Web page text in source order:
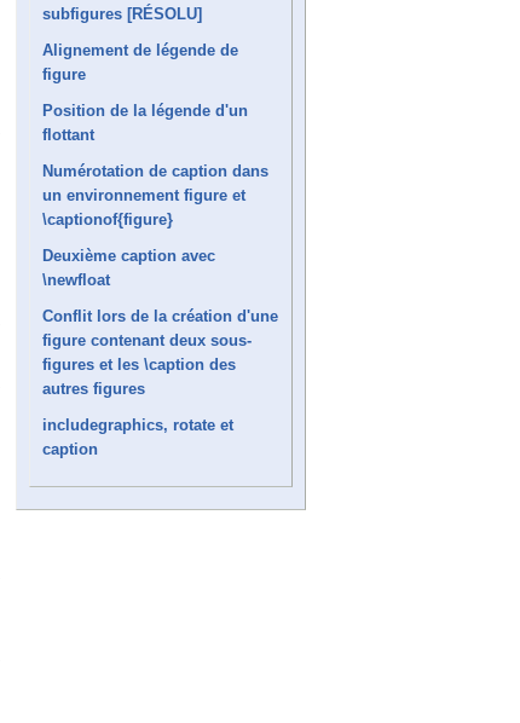
subfigures [RÉSOLU]
Alignement de légende de
figure
Position de la légende d'un
flottant
Numérotation de caption dans
un environnement figure et
\captionof{figure}
Deuxième caption avec
\newfloat
Conflit lors de la création d'une
figure contenant deux sous-
figures et les \caption des
autres figures
includegraphics, rotate et
caption